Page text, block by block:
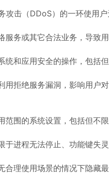
攻击（DDoS）的一环使用
服务或其它合法业务，导致
统和应用安全的操作，包括
用拒绝服务漏洞，影响用户
范围的系统设置，包括但不
进程无法停止、功能键失
合理使用场景的情况下隐藏